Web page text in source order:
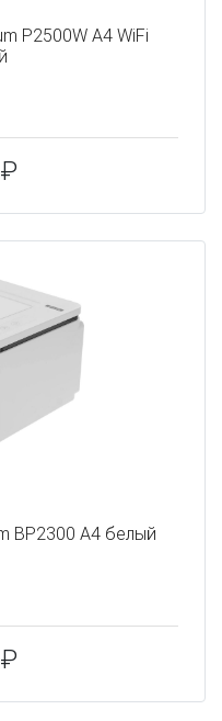
P2500W A4 WiFi
BP2300 A4 белый